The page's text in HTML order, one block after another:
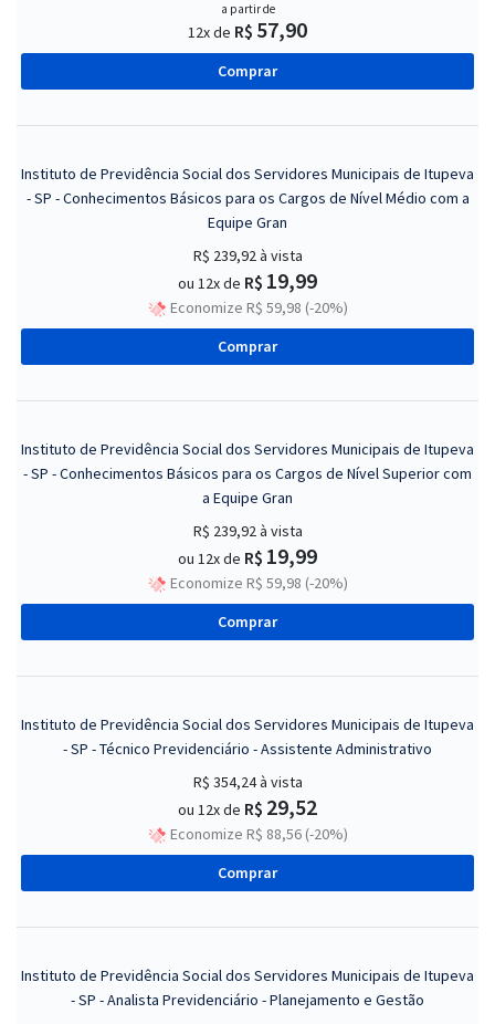
a partir de
12x de R$ 57,90
Comprar
Instituto de Previdência Social dos Servidores Municipais de Itupeva
- SP - Conhecimentos Básicos para os Cargos de Nível Médio com a
Equipe Gran
R$ 239,92à vista
ou 12x de R$ 19,99
Economize R$ 59,98 (-20%)
Comprar
Instituto de Previdência Social dos Servidores Municipais de Itupeva
- SP - Conhecimentos Básicos para os Cargos de Nível Superior com
a Equipe Gran
R$ 239,92à vista
ou 12x de R$ 19,99
Economize R$ 59,98 (-20%)
Comprar
Instituto de Previdência Social dos Servidores Municipais de Itupeva
- SP - Técnico Previdenciário - Assistente Administrativo
R$ 354,24à vista
ou 12x de R$ 29,52
Economize R$ 88,56 (-20%)
Comprar
Instituto de Previdência Social dos Servidores Municipais de Itupeva
- SP - Analista Previdenciário - Planejamento e Gestão